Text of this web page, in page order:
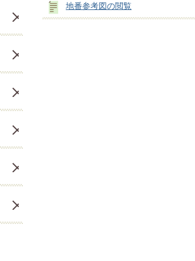
地番参考図の閲覧